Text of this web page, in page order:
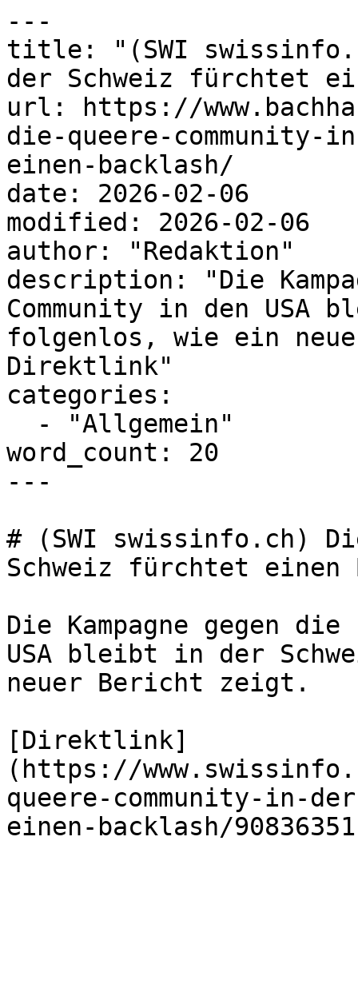
---
title: "(SWI
der Schweiz fürchtet
url: https://
die-queere-community-
einen-backlash/
date: 2026-02-06
modified: 2026-02-06
author: "Redaktion"
description: "Die
Community in den
folgenlos, wie ein
Direktlink"
categories:
word_count: 20
---
# (SWI swissinfo.ch)
Schweiz fürchtet einen
Die Kampagne gegen die
USA bleibt in der
neuer Bericht zeigt.
[Direktlink]
(https://
queere-community-in-
einen-backlash/